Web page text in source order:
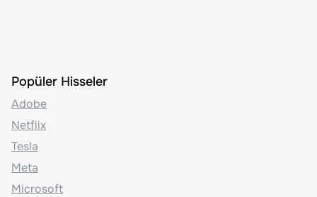
Popüler Hisseler
Adobe
Netflix
Tesla
Meta
Microsoft